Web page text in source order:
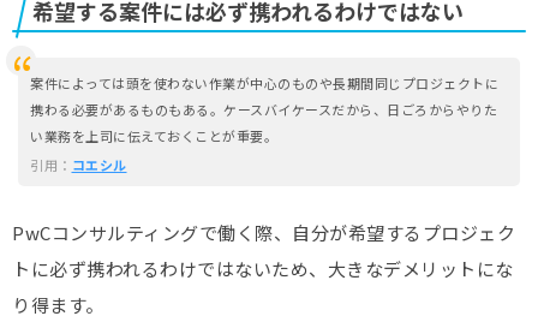
希望する案件には必ず携われるわけではない
案件によっては頭を使わない作業が中心のものや長期間同じプロジェクトに
携わる必要があるものもある。ケースバイケースだから、日ごろからやりた
い業務を上司に伝えておくことが重要。
引用： コエシル
PwCコンサルティングで働く際、自分が希望するプロジェク
トに必ず携われるわけではないため、大きなデメリットにな
り得ます。